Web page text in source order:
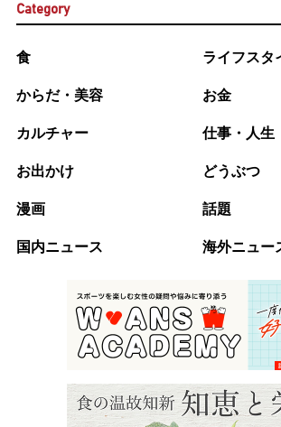
Category
食 ライフスタ
からだ・美容 お金
カルチャー 仕事・人生
お出かけ どうぶつ
漫画 話題
国内ニュース 海外ニュー